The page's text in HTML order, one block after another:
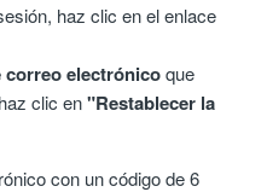
haz clic en el enlace
correo electrónicoque
clic en"Restablecer la
con un código de 6